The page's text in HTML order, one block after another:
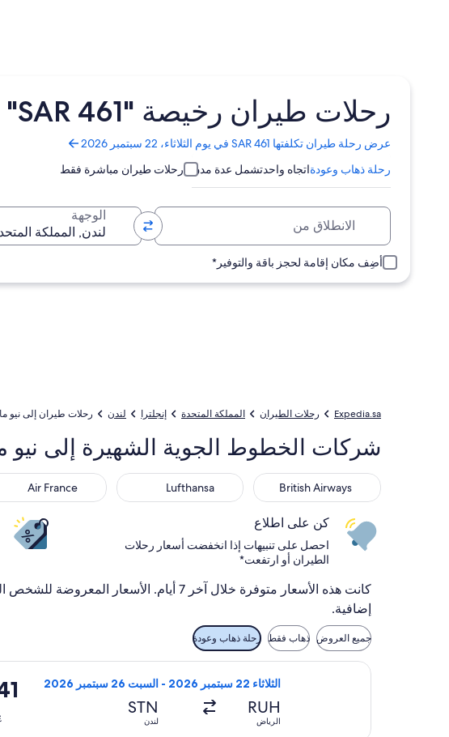
رحلات طيران رخيصة "SAR 461" إلى نيو مالدن
عرض رحلة طيران تكلفتها SAR 461 في يوم الثلاثاء، 22 سبتمبر 2026
تفتح
في
نافذة
رحلة ذهاب وعودةاتجاه واحدتشمل عدة مدن رحلات طيران مباشرة فقط
الوجهة
أضِف مكان إقامة لحجز باقة والتوفير*
Expedia.sa رحلات الطيران المملكة المتحدة إنجلترا لندن رحلات طيران إلى نيو
شركات الخطوط الجوية الشهيرة إلى نيو
British Airways
British Airways
LufthansaLufthansa
Air France
Air France
كن على اطلاع
احصل على تنبيهات إذا انخفضت أسعار رحلات
الطيران أو ارتفعت*
كانت هذه الأسعار متوفرة خلال آخر 7
إضافية.
جميع العروض ذهاب فقط رحلة ذهاب وعودة
الثلاثاء 22 سبتمبر 2026 - السبت 26 سبتمبر 2026
RUH
الرياض
STN
لندن
تحديد رحلة طيران ⁦أناضول جيت⁩ المغادِرة في ⁦الثلاثاء 22 سبتمبر 2026⁩ من ⁦الرياض⁩ إلى ⁦لندن⁩، والعائدة في ⁦السبت 26 سبتمبر 2026⁩، بسعر ⁦SAR 1,341⁩ عُثر عليها منذ ساعة واحدة